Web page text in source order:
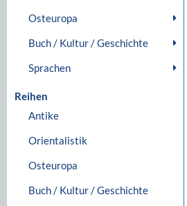
Osteuropa
Buch / Kultur / Geschichte
Sprachen
Reihen
Antike
Orientalistik
Osteuropa
Buch / Kultur / Geschichte